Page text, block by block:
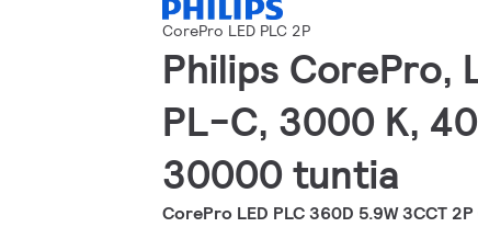
CorePro LED PLC 2P
Philips CorePro,
PL-C, 3000 K,
30000 tuntia
CorePro LED PLC 360D 5.9W 3CCT